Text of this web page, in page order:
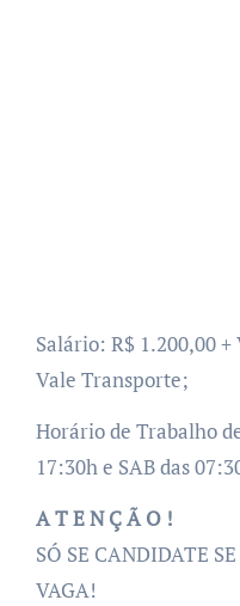
Salário: R$ 1.200,00
Vale Transporte;
Horário de Trabalho
17:30h e SAB das
A T E N Ç Ã O !
SÓ SE CANDIDATE
VAGA!